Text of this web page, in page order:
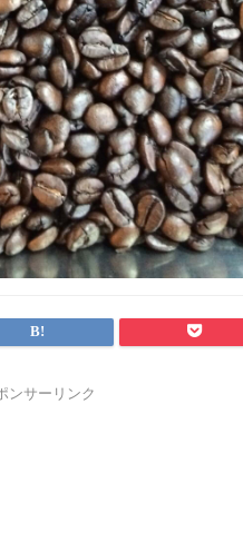
ンサーリンク